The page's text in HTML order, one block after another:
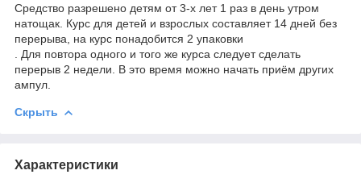
Средство разрешено детям от 3-х лет 1 раз в день утром
натощак. Курс для детей и взрослых составляет 14 дней без
перерыва, на курс понадобится 2 упаковки
. Для повтора одного и того же курса следует сделать
перерыв 2 недели. В это время можно начать приём других
ампул.
Скрыть
Характеристики